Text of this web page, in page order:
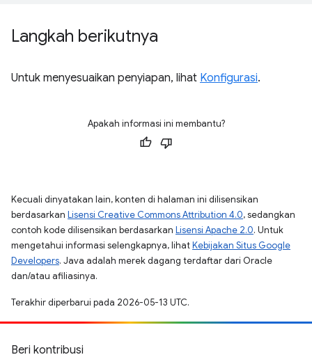
Langkah berikutnya
Untuk menyesuaikan penyiapan, lihat Konfigurasi.
Apakah informasi ini membantu?
Kecuali dinyatakan lain, konten di halaman ini dilisensikan
berdasarkan Lisensi Creative Commons Attribution 4.0, sedangkan
contoh kode dilisensikan berdasarkan Lisensi Apache 2.0. Untuk
mengetahui informasi selengkapnya, lihatKebijakan Situs Google
Developers. Java adalah merek dagang terdaftar dari Oracle
dan/atau afiliasinya.
Terakhir diperbarui pada 2026-05-13 UTC.
Beri kontribusi